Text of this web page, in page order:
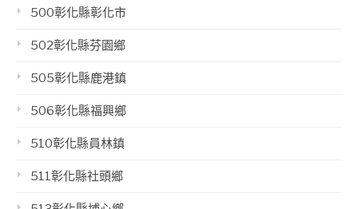
500彰化縣彰化市
502彰化縣芬園鄉
505彰化縣鹿港鎮
506彰化縣福興鄉
510彰化縣員林鎮
511彰化縣社頭鄉